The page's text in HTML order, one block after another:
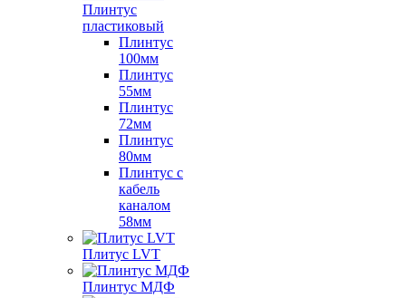
Плинтус
пластиковый
Плинтус
100мм
Плинтус
55мм
Плинтус
72мм
Плинтус
80мм
Плинтус с
кабель
каналом
58мм
Плитус LVT
Плинтус МДФ